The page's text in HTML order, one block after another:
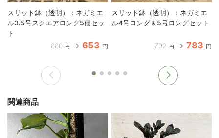
スリット鉢（透明）：ネガミエ
ル3.5号スクエアロング5個セッ
ト
660 円 653 円
スリット鉢（透明）：ネガミエ
ル4号ロング＆5号ロングセット
792 円 783 円
関連商品